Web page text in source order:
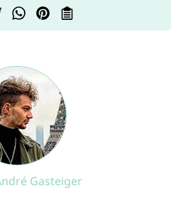
Gasteiger